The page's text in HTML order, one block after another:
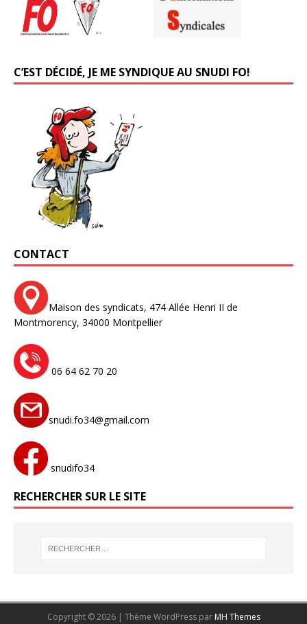
C’EST DÉCIDÉ, JE ME SYNDIQUE AU SNUDI FO!
CONTACT
Maison des syndicats, 474 Allée Henri II de
Montmorency, 34000 Montpellier
06 64 62 70 20
snudi.fo34@gmail.com
snudifo34
RECHERCHER SUR LE SITE
Copyright © 2026 | Thème WordPress par MH Themes